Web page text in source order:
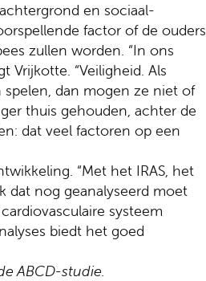
en sociaal-
factor of de ouders
zullen worden. “In ons
Vrijkotte. “Veiligheid. Als
dan mogen ze niet of
thuis gehouden, achter de
dat veel factoren op een
“Met het IRAS, het
dat nog geanalyseerd moet
systeem
biedt het goed
ABCD-studie.